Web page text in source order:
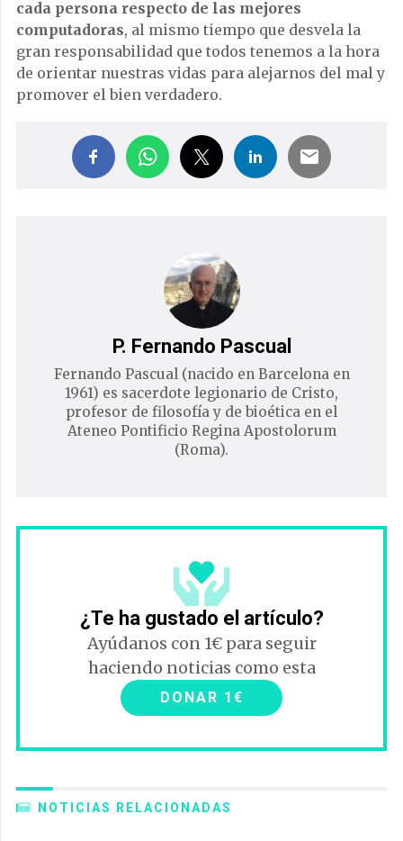
cada persona respecto de las mejores
computadoras, al mismo tiempo que desvela la
gran responsabilidad que todos tenemos a la hora
de orientar nuestras vidas para alejarnos del mal y
promover el bien verdadero.
P. Fernando Pascual
Fernando Pascual (nacido en Barcelona en
1961) es sacerdote legionario de Cristo,
profesor de filosofía y de bioética en el
Ateneo Pontificio Regina Apostolorum
(Roma).
¿Te ha gustado el artículo?
Ayúdanos con 1€ para seguir
haciendo noticias como esta
DONAR 1€
NOTICIAS RELACIONADAS